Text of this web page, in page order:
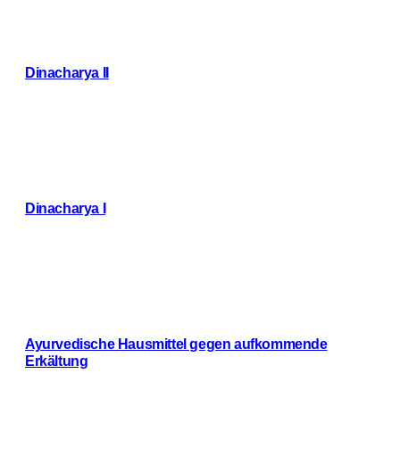
Dinacharya II
Dinacharya I
Ayurvedische Hausmittel gegen aufkommende
Erkältung